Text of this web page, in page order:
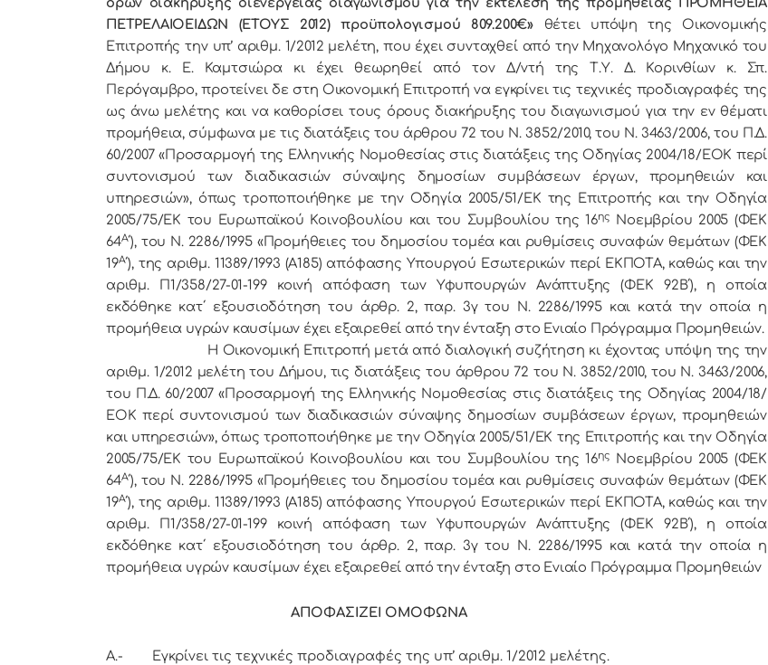
ΠΕΤΡΕΛΑΙΟΕΙΔΩΝ (ΕΤΟΥΣ 2012) προϋπολογισμού 809.200€»
θέτει υπόψη της Οικονομικής
Επιτροπής την υπ’ αριθμ. 1/2012 μελέτη, που έχει συνταχθεί από την Μηχανολόγο Μηχανικό του
Δήμου κ. Ε. Καμτσιώρα κι έχει θεωρηθεί από τον Δ/ντή της Τ.Υ. Δ. Κορινθίων κ. Σπ.
Περόγαμβρο, προτείνει δε στη Οικονομική Επιτροπή να εγκρίνει τις τεχνικές προδιαγραφές της
ως άνω μελέτης και να καθορίσει τους όρους διακήρυξης του διαγωνισμού για την εν θέματι
προμήθεια, σύμφωνα με τις διατάξεις του άρθρου 72 του Ν. 3852/2010, του Ν. 3463/2006, του Π.Δ.
60/2007 «Προσαρμογή της Ελληνικής Νομοθεσίας στις διατάξεις της Οδηγίας 2004/18/ΕΟΚ περί
συντονισμού των διαδικασιών σύναψης δημοσίων συμβάσεων έργων, προμηθειών και
υπηρεσιών», όπως τροποποιήθηκε με την Οδηγία 2005/51/ΕΚ της Επιτροπής και την Οδηγία
2005/75/ΕΚ του Ευρωπαϊκού Κοινοβουλίου και του Συμβουλίου της 16ης
Νοεμβρίου 2005 (ΦΕΚ
64Α΄), του Ν. 2286/1995 «Προμήθειες του δημοσίου τομέα και ρυθμίσεις συναφών θεμάτων (ΦΕΚ
19Α΄), της αριθμ. 11389/1993 (Α185) απόφασης Υπουργού Εσωτερικών περί ΕΚΠΟΤΑ, καθώς και την
αριθμ. Π1/358/27-01-199 κοινή απόφαση των Υφυπουργών Ανάπτυξης (ΦΕΚ 92Β΄), η οποία
εκδόθηκε κατ΄ εξουσιοδότηση του άρθρ. 2, παρ. 3γ του Ν. 2286/1995 και κατά την οποία η
προμήθεια υγρών καυσίμων έχει εξαιρεθεί από την ένταξη στο Ενιαίο Πρόγραμμα Προμηθειών.
Η Οικονομική Επιτροπή μετά από διαλογική συζήτηση κι έχοντας υπόψη της την
αριθμ. 1/2012 μελέτη του Δήμου, τις διατάξειςτου άρθρου 72 του Ν. 3852/2010, του Ν. 3463/2006,
του Π.Δ. 60/2007 «Προσαρμογή της Ελληνικής Νομοθεσίας στις διατάξεις της Οδηγίας 2004/18/
ΕΟΚ περί συντονισμού των διαδικασιών σύναψης δημοσίων συμβάσεων έργων, προμηθειών
και υπηρεσιών», όπως τροποποιήθηκε με την Οδηγία 2005/51/ΕΚ της Επιτροπής και την Οδηγία
2005/75/ΕΚ του Ευρωπαϊκού Κοινοβουλίου και του Συμβουλίου της 16ης
Νοεμβρίου 2005 (ΦΕΚ
64Α΄), του Ν. 2286/1995 «Προμήθειες του δημοσίου τομέα και ρυθμίσεις συναφών θεμάτων (ΦΕΚ
19Α΄), της αριθμ. 11389/1993 (Α185) απόφασης Υπουργού Εσωτερικών περί ΕΚΠΟΤΑ, καθώς και την
αριθμ. Π1/358/27-01-199 κοινή απόφαση των Υφυπουργών Ανάπτυξης (ΦΕΚ 92Β΄), η οποία
εκδόθηκε κατ΄ εξουσιοδότηση του άρθρ. 2, παρ. 3γ του Ν. 2286/1995 και κατά την οποία η
προμήθεια υγρών καυσίμων έχει εξαιρεθεί από την ένταξη στο Ενιαίο Πρόγραμμα Προμηθειών
ΑΠΟΦΑΣΙΖΕΙ ΟΜΟΦΩΝΑ
Α.-
Εγκρίνει τις τεχνικές προδιαγραφές της υπ’ αριθμ. 1/2012 μελέτης.